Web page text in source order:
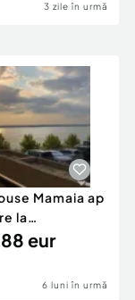
3 zile în urmă
Mamaia ap
la
Mega
eur
6 luni în urmă